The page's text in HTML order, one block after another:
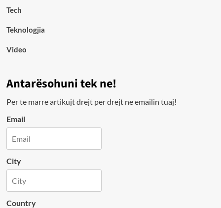
Tech
Teknologjia
Video
Antarësohuni tek ne!
Per te marre artikujt drejt per drejt ne emailin tuaj!
Email
City
Country